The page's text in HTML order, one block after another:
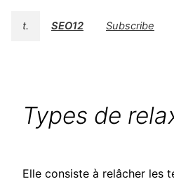
t. SEO12 Subscribe
Types de
Elle consiste à relâcher les